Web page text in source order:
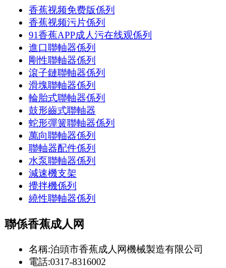
香蕉视频免费版係列
香蕉视频污片係列
91香蕉APP成人污在线观係列
進口聯軸器係列
剛性聯軸器係列
滾子鏈聯軸器係列
滑塊聯軸器係列
輪胎式聯軸器係列
鼓形齒式聯軸器
蛇形彈簧聯軸器係列
萬向聯軸器係列
聯軸器配件係列
水泵聯軸器係列
減速機支架
攪拌機係列
繞性聯軸器係列
聯係香蕉成人网
名稱:泊頭市香蕉成人网機械製造有限公司
電話:0317-8316002